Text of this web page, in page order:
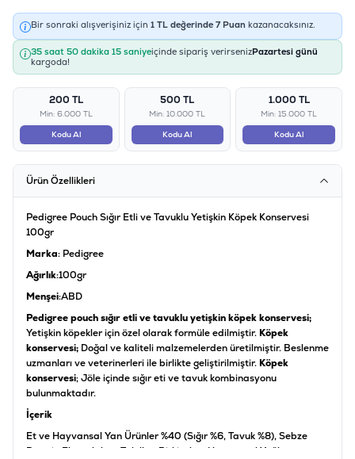
Bir sonraki alışverişiniz için 1 TL değerinde 7Puan kazanacaksınız.
35 saat 50 dakika 15 saniyeiçinde sipariş verirsenizPazartesi günü
kargoda!
200 TL
Min: 6.000 TL
Kodu Al
500 TL
Min: 10.000 TL
Kodu Al
1.000 TL
Min: 15.000 TL
Kodu Al
Ürün Özellikleri
Pedigree Pouch Sığır Etli ve Tavuklu Yetişkin Köpek Konservesi
100gr
Marka: Pedigree
Ağırlık:100gr
Menşei:ABD
Pedigree pouch sığır etli ve tavuklu yetişkin köpek konservesi;
Yetişkin köpekler için özel olarak formüle edilmiştir. Köpek
konservesi; Doğal ve kaliteli malzemelerden üretilmiştir. Beslenme
uzmanları ve veterinerleri ile birlikte geliştirilmiştir. Köpek
konservesi; Jöle içinde sığır eti ve tavuk kombinasyonu
bulunmaktadır.
İçerik
Et ve Hayvansal Yan Ürünler %40 (Sığır %6, Tavuk %8), Sebze
Protein Ekstraktları, Tahıllar, Bitkisel ve Hayvansal Yağlar,